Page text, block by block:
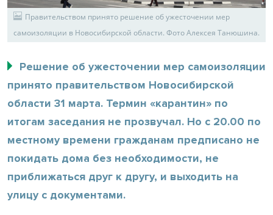
Правительством принято решение об ужесточении мер
самоизоляции в Новосибирской области. Фото Алексея Танюшина.
Решение об ужесточении мер самоизоляции
принято правительством Новосибирской
области 31 марта. Термин «карантин» по
итогам заседания не прозвучал. Но с 20.00 по
местному времени гражданам предписано не
покидать дома без необходимости, не
приближаться друг к другу, и выходить на
улицу с документами.